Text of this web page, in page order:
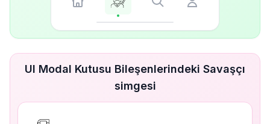
UI Modal Kutusu Bileşenlerindeki Savaşçı
simgesi